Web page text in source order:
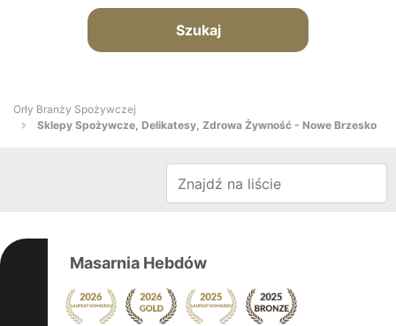
Szukaj
Orły Branży Spożywczej
Sklepy Spożywcze, Delikatesy, Zdrowa Żywność - Nowe Brzesko
Masarnia Hebdów